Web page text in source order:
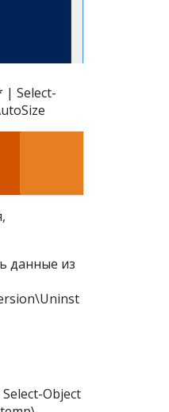
| Select-
данные из
Object